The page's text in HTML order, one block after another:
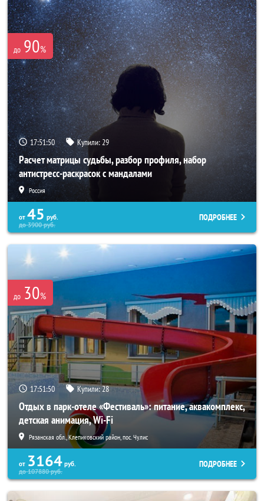
до 90%
17:51:47 Купили:29
Расчет матрицы судьбы, разбор профиля, набор
антистресс-раскрасок с мандалами
Россия
от 45 руб.
до3900руб.
ПОДРОБНЕЕ
до 30%
17:51:47 Купили:28
Отдых в парк-отеле «Фестиваль»: питание, аквакомплекс,
детская анимация, Wi-Fi
Рязанская обл., Клепиковский район, пос. Чулис
от 3164 руб.
до107880руб.
ПОДРОБНЕЕ